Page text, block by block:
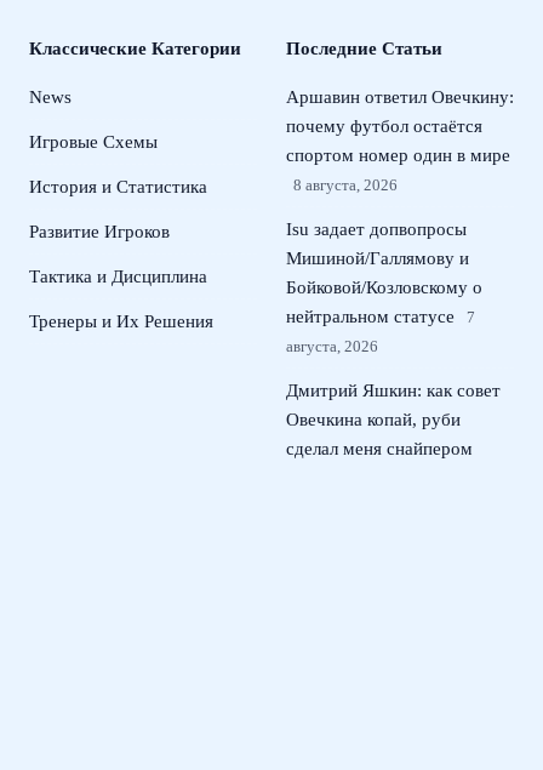
Классические Категории
News
Игровые Схемы
История и Статистика
Развитие Игроков
Тактика и Дисциплина
Тренеры и Их Решения
Последние Статьи
Аршавин ответил Овечкину:
почему футбол остаётся
спортом номер один в мире
8 августа, 2026
Isu задает допвопросы
Мишиной/Галлямову и
Бойковой/Козловскому о
нейтральном статусе
7
августа, 2026
Дмитрий Яшкин: как совет
Овечкина копай, руби
сделал меня снайпером